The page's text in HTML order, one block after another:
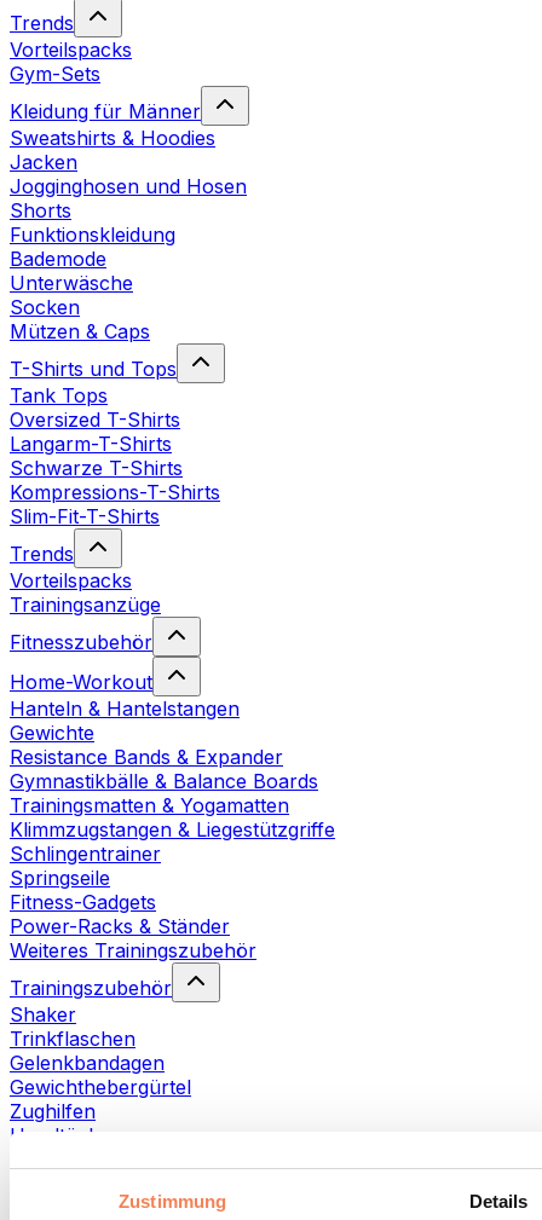
Zustimmung Details
Trends
Vorteilspacks
Gym-Sets
Kleidung für Männer
Sweatshirts & Hoodies
Jacken
Jogginghosen und Hosen
Shorts
Funktionskleidung
Bademode
Unterwäsche
Socken
Mützen & Caps
T-Shirts und Tops
Tank Tops
Oversized T-Shirts
Langarm-T-Shirts
Schwarze T-Shirts
Kompressions-T-Shirts
Slim-Fit-T-Shirts
Trends
Vorteilspacks
Trainingsanzüge
Fitnesszubehör
Home-Workout
Hanteln & Hantelstangen
Gewichte
Resistance Bands & Expander
Gymnastikbälle & Balance Boards
Trainingsmatten & Yogamatten
Klimmzugstangen & Liegestützgriffe
Schlingentrainer
Springseile
Fitness-Gadgets
Power-Racks & Ständer
Weiteres Trainingszubehör
Trainingszubehör
Shaker
Trinkflaschen
Gelenkbandagen
Gewichthebergürtel
Zughilfen
Handtücher